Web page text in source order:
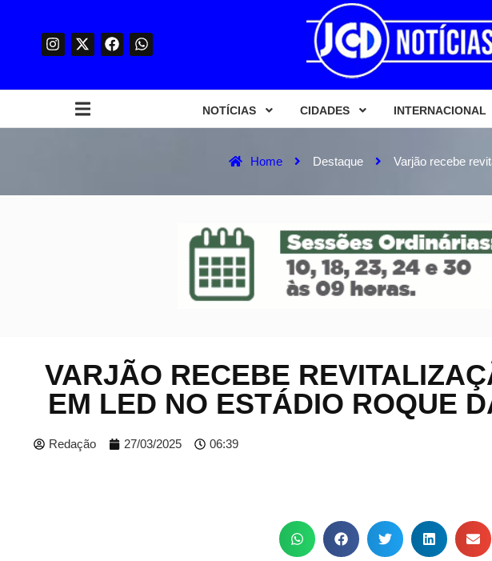
NOTÍCIAS CIDADES INTERNACIONAL
Home Destaque Varjão recebe
VARJÃO RECEBE
EM LED NO ESTÁDIO ROQUE
Redação 27/03/2025 06:39